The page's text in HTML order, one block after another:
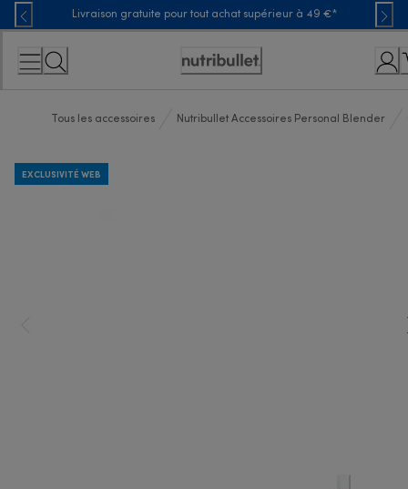
Skip
to
Content
Livraison gratuite pour tout achat supérieur à 49 €*
Déclaration
Tous les accessoires Nutribullet Accessoires Personal Blender
EXCLUSIVITÉ WEB